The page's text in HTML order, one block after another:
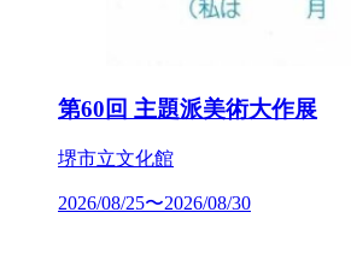
第60回 主題派美術大作展
堺市立文化館
2026/08/25〜2026/08/30